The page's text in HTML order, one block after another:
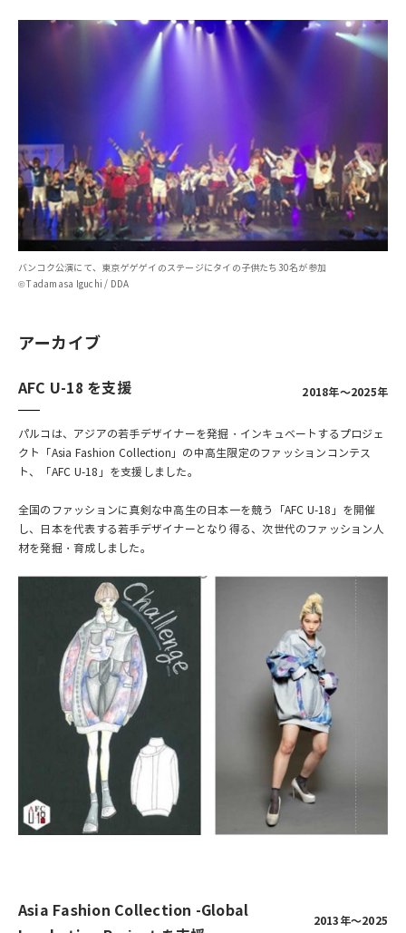
バンコク公演にて、東京ゲゲゲイのステージにタイの子供たち30名が参加
© Tadamasa Iguchi / DDA
アーカイブ
AFC U-18 を支援 2018年～2025年
パルコは、アジアの若手デザイナーを発掘・インキュベートするプロジェ
クト「Asia Fashion Collection」の中高生限定のファッションコンテス
ト、「AFC U-18」を支援しました。
全国のファッションに真剣な中高生の日本一を競う「AFC U-18」を開催
し、日本を代表する若手デザイナーとなり得る、次世代のファッション人
材を発掘・育成しました。
Asia Fashion Collection -Global
2013年～2025